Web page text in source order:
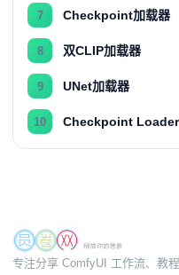
7 Checkpoint加载器
8 双CLIP加载器
9 UNet加载器
10 Checkpoint Loader
专注分享 ComfyUI 工作流、教